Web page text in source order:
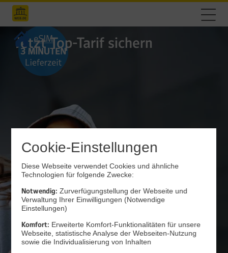
Jetzt Top-Tarif sichern
Cookie-Einstellungen
Diese Webseite verwendet Cookies und ähnliche
Technologien für folgende Zwecke:
Notwendig: Zurverfügungstellung der Webseite und
Verwaltung Ihrer Einwilligungen (Notwendige
Einstellungen)
Komfort: Erweiterte Komfort-Funktionalitäten für unsere
Webseite, statistische Analyse der Webseiten-Nutzung
sowie die Individualisierung von Inhalten